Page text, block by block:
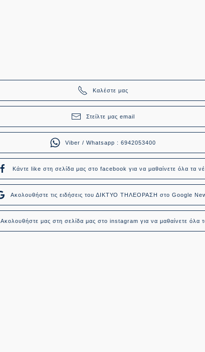
Καλέστε μας
Στείλτε μας email
Viber / Whatsapp : 6942053400
Κάντε like στη σελίδα μας στο facebook για να μαθαίνετε όλα τα
Ακολουθήστε τις ειδήσεις του ΔΙΚΤΥΟ ΤΗΛΕΟΡΑΣΗ στο Google
Ακολουθήστε μας στη σελίδα μας στο instagram για να μαθαίνετε όλα